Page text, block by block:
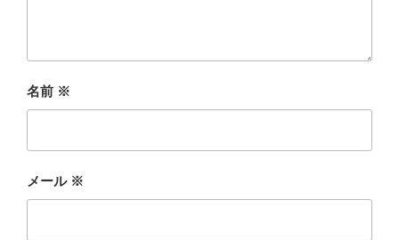
名前 ※
メール ※